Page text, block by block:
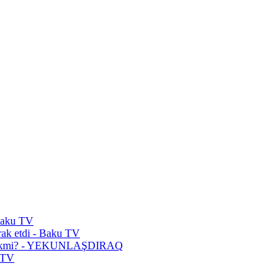
TV
etdi - Baku TV
- YEKUNLAŞDIRAQ